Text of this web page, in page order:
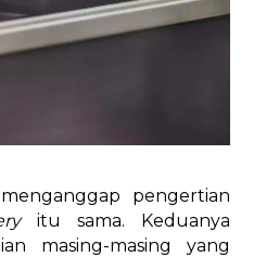
pengertian
itu sama. Keduanya
masing-masing yang